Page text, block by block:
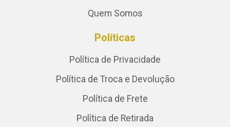
Quem Somos
Políticas
Política de Privacidade
Política de Troca e Devolução
Política de Frete
Política de Retirada